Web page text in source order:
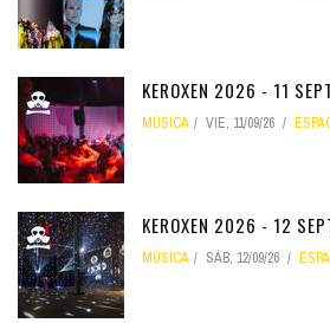
KEROXEN 2026 - 11
MÚSICA VIE, 11/09/26
KEROXEN 2026 - 12
MÚSICA SÁB, 12/09/26